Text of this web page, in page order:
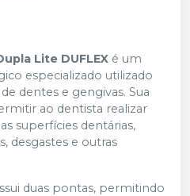
Lite DUFLEX é um
especializado utilizado
dentes e gengivas. Sua
ao dentista realizar
superfícies dentárias,
desgastes e outras
duas pontas, permitindo